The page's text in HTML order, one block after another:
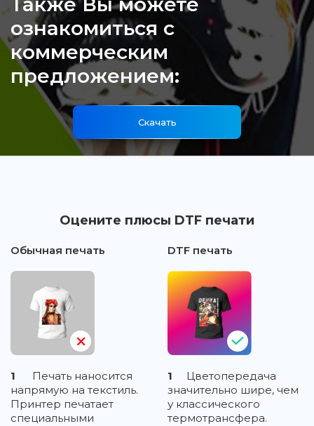
ознакомиться с
коммерческим
предложением:
Скачать
Оцените плюсы DTF печати
Обычная печать
1
Печать наносится
напрямую на текстиль.
Принтер печатает
специальными
DTF печать
1
Цветопередача
значительно шире, чем
у классического
термотрансфера.